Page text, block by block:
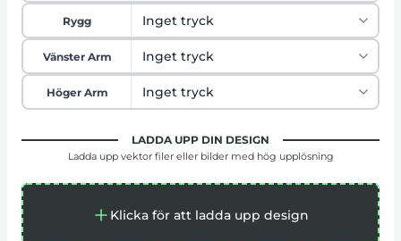
Rygg
Vänster Arm
Höger Arm
LADDA UPP DIN DESIGN
Ladda upp vektor filer eller bilder med hög upplösning
Klicka för att ladda upp design